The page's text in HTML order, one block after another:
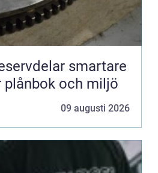
smartare
plånbok och miljö
09 augusti 2026